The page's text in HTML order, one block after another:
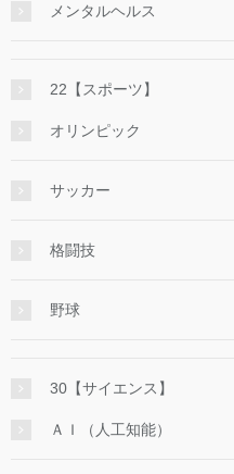
メンタルヘルス
22【スポーツ】
オリンピック
サッカー
格闘技
野球
30【サイエンス】
ＡＩ（人工知能）